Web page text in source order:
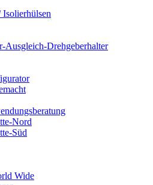
Isolierhülsen
Ausgleich-Drehgeberhalter
Nord
Süd
Wide